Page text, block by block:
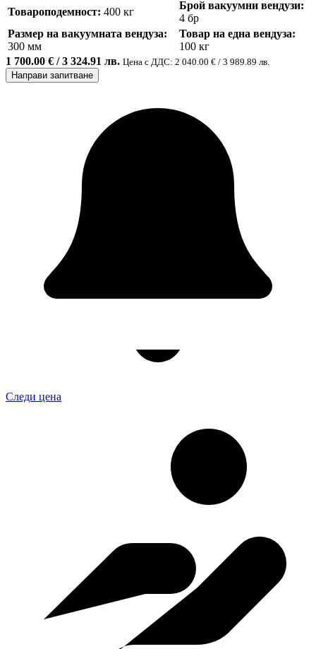
Товароподемност: 400 кг
Брой вакуумни вендузи:
4 бр
Размер на вакуумната вендуза:
300 мм
Товар на една вендуза:
100 кг
1 700.00 € / 3 324.91 лв. Цена с ДДС: 2 040.00 € / 3 989.89 лв.
Направи запитване
Следи цена